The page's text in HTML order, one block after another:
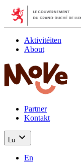
Aktivitéiten
About
Partner
Kontakt
Lu
En